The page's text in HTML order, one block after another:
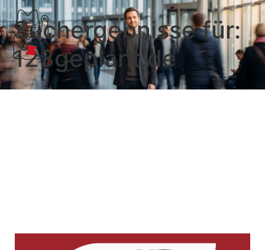
Suchergebnisse für:
123geplant.de